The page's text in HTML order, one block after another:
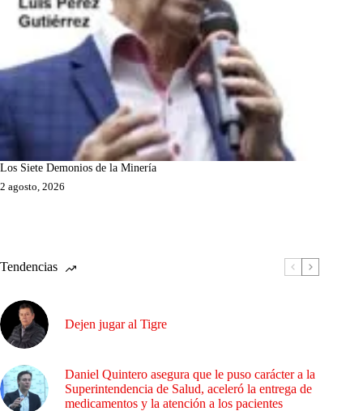
Los Siete Demonios de la Minería
2 agosto, 2026
Tendencias
Dejen jugar al Tigre
Daniel Quintero asegura que le puso carácter a la
Superintendencia de Salud, aceleró la entrega de
medicamentos y la atención a los pacientes